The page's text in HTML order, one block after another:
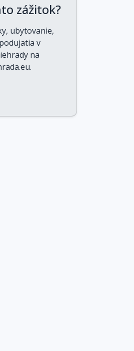
zážitok?
ubytovanie,
v
na